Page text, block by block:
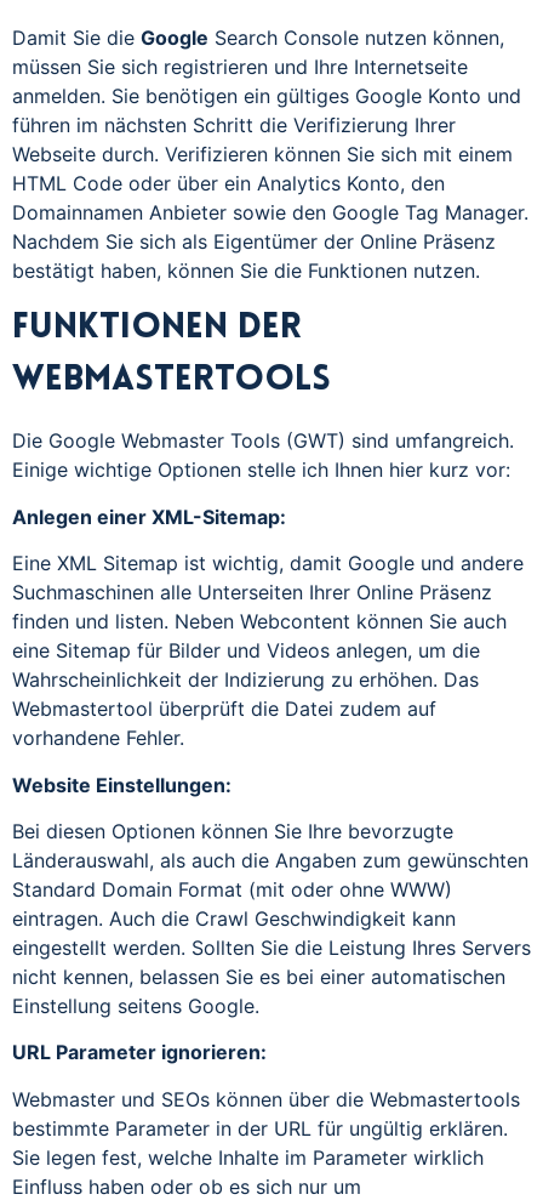
Damit Sie die Google Search Console nutzen können,
müssen Sie sich registrieren und Ihre Internetseite
anmelden. Sie benötigen ein gültiges Google Konto und
führen im nächsten Schritt die Verifizierung Ihrer
Webseite durch. Verifizieren können Sie sich mit einem
HTML Code oder über ein Analytics Konto, den
Domainnamen Anbieter sowie den Google Tag Manager.
Nachdem Sie sich als Eigentümer der Online Präsenz
bestätigt haben, können Sie die Funktionen nutzen.
Funktionen der
Webmastertools
Die Google Webmaster Tools (GWT) sind umfangreich.
Einige wichtige Optionen stelle ich Ihnen hier kurz vor:
Anlegen einer XML-Sitemap:
Eine XML Sitemap ist wichtig, damit Google und andere
Suchmaschinen alle Unterseiten Ihrer Online Präsenz
finden und listen. Neben Webcontent können Sie auch
eine Sitemap für Bilder und Videos anlegen, um die
Wahrscheinlichkeit der Indizierung zu erhöhen. Das
Webmastertool überprüft die Datei zudem auf
vorhandene Fehler.
Website Einstellungen:
Bei diesen Optionen können Sie Ihre bevorzugte
Länderauswahl, als auch die Angaben zum gewünschten
Standard Domain Format (mit oder ohne WWW)
eintragen. Auch die Crawl Geschwindigkeit kann
eingestellt werden. Sollten Sie die Leistung Ihres Servers
nicht kennen, belassen Sie es bei einer automatischen
Einstellung seitens Google.
URL Parameter ignorieren:
Webmaster und SEOs können über die Webmastertools
bestimmte Parameter in der URL für ungültig erklären.
Sie legen fest, welche Inhalte im Parameter wirklich
Einfluss haben oder ob es sich nur um